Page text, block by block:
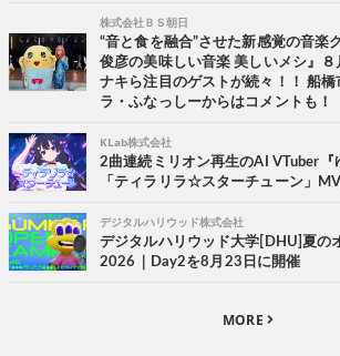
株式会社ＢＳ朝日
“音と食を融合”させた新感覚の音楽
俊彦の美味しい音楽 美しいメシ』
ナキら注目のゲストが続々！！ 船
ラ・ふなっしーからはコメントも！
KLab株式会社
2曲連続ミリオン再生のAI VTuber『
「ティラリラ☆スターチューン」
デジタルハリウッド株式会社
デジタルハリウッド大学[DHU]夏の
2026｜Day2を8月23日に開催
MORE